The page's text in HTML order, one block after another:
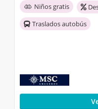
Niños gratis
Traslados autobús